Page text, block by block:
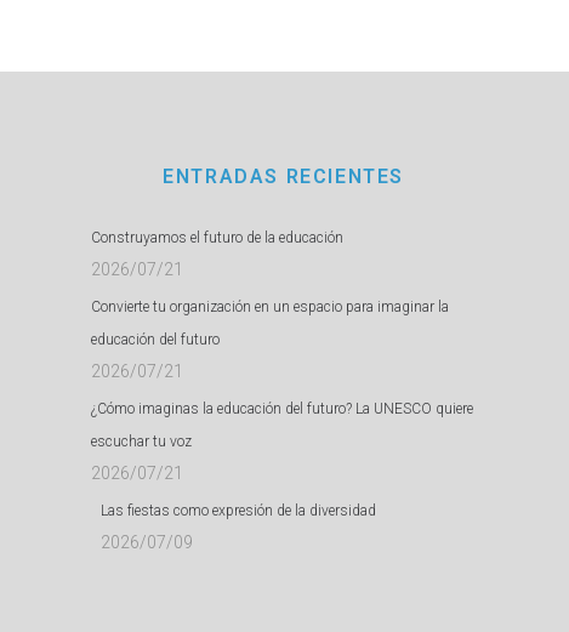
ENTRADAS RECIENTES
Construyamos el futuro de la educación
2026/07/21
Convierte tu organización en un espacio para imaginar la
educación del futuro
2026/07/21
¿Cómo imaginas la educación del futuro? La UNESCO quiere
escuchar tu voz
2026/07/21
Las fiestas como expresión de la diversidad
2026/07/09